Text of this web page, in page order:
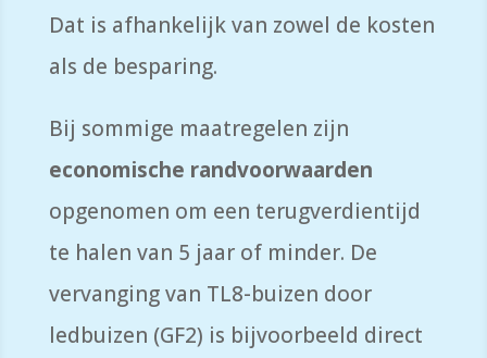
Dat is afhankelijk van zowel de kosten
als de besparing.
Bij sommige maatregelen zijn
economische randvoorwaarden
opgenomen om een terugverdientijd
te halen van 5 jaar of minder. De
vervanging van TL8-buizen door
ledbuizen (GF2) is bijvoorbeeld direct